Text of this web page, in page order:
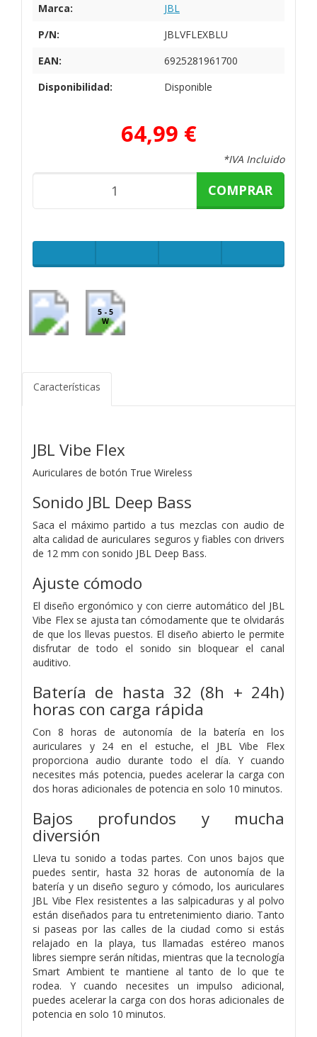
Marca:
JBL
P/N:
JBLVFLEXBLU
EAN:
6925281961700
Disponibilidad:
Disponible
64,99 €
*IVA Incluido
COMPRAR
5 - 5
W
Características
JBL Vibe Flex
Auriculares de botón True Wireless
Sonido JBL Deep Bass
Saca el máximo partido a tus mezclas con audio de
alta calidad de auriculares seguros y fiables con drivers
de 12 mm con sonido JBL Deep Bass.
Ajuste cómodo
El diseño ergonómico y con cierre automático del JBL
Vibe Flex se ajusta tan cómodamente que te olvidarás
de que los llevas puestos. El diseño abierto le permite
disfrutar de todo el sonido sin bloquear el canal
auditivo.
Batería de hasta 32 (8h + 24h)
horas con carga rápida
Con 8 horas de autonomía de la batería en los
auriculares y 24 en el estuche, el JBL Vibe Flex
proporciona audio durante todo el día. Y cuando
necesites más potencia, puedes acelerar la carga con
dos horas adicionales de potencia en solo 10 minutos.
Bajos profundos y mucha
diversión
Lleva tu sonido a todas partes. Con unos bajos que
puedes sentir, hasta 32 horas de autonomía de la
batería y un diseño seguro y cómodo, los auriculares
JBL Vibe Flex resistentes a las salpicaduras y al polvo
están diseñados para tu entretenimiento diario. Tanto
si paseas por las calles de la ciudad como si estás
relajado en la playa, tus llamadas estéreo manos
libres siempre serán nítidas, mientras que la tecnología
Smart Ambient te mantiene al tanto de lo que te
rodea. Y cuando necesites un impulso adicional,
puedes acelerar la carga con dos horas adicionales de
potencia en solo 10 minutos.